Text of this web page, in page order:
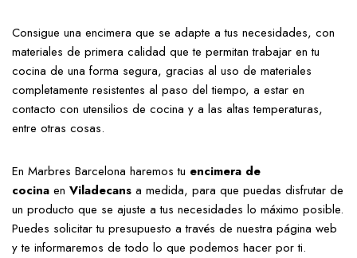
Consigue una encimera que se adapte a tus necesidades, con
materiales de primera calidad que te permitan trabajar en tu
cocina de una forma segura, gracias al uso de materiales
completamente resistentes al paso del tiempo, a estar en
contacto con utensilios de cocina y a las altas temperaturas,
entre otras cosas.
En Marbres Barcelona haremos tu encimera de
cocina en Viladecans a medida, para que puedas disfrutar de
un producto que se ajuste a tus necesidades lo máximo posible.
Puedes solicitar tu presupuesto a través de nuestra página web
y te informaremos de todo lo que podemos hacer por ti.